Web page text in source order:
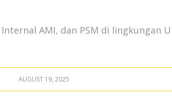
AMI, dan PSM di lingkungan
AUGUST 19, 2025